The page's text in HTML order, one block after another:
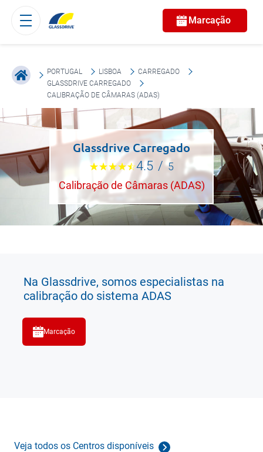
Marcação
PORTUGAL LISBOA
CARREGADO
GLASSDRIVE CARREGADO
CALIBRAÇÃO DE CÂMARAS (ADAS)
Glassdrive Carregado
4.5 / 5
Calibração de Câmaras (ADAS)
Na Glassdrive, somos especialistas na
calibração do sistema ADAS
Marcação
Veja todos os Centros disponíveis